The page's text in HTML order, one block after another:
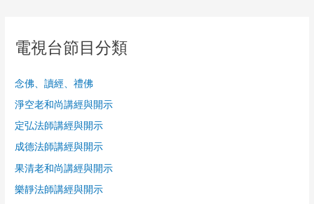
電視台節目分類
念佛、讀經、禮佛
淨空老和尚講經與開示
定弘法師講經與開示
成德法師講經與開示
果清老和尚講經與開示
樂靜法師講經與開示